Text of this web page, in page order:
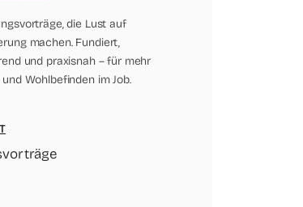
die Lust auf
machen. Fundiert,
und praxisnah – für mehr
und Wohlbefinden im Job.